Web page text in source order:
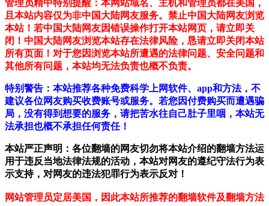
管理员精中特别提醒：本网站域名、主机和管理员都在美国，
且本站内容仅为非中国大陆网友服务。禁止中国大陆网友浏览
本站！若中国大陆网友因错误操作打开本站网页，请立即关
闭！中国大陆网友浏览本站存在法律风险，恳请立即关闭本站
所有页面！对于您因浏览本站所遭遇的法律问题、安全问题和
其他所有问题，本站均无法负责也概不负责。
特别警告：本站推荐各种免费科学上网软件、app和方法，不
建议各位网友购买收费账号或服务。若您因付费购买而遭遇骗
局，没有得到想要的服务，请把苦水往自己肚子里咽，本站无
法承担也概不承担任何责任！
本站严正声明：各位翻墙的网友切勿将本站介绍的翻墙方法运
用于违反当地法律法规的活动，本站对网友的遵纪守法行为表
示支持，对网友的违法犯罪行为表示反对！
网站管理员定居美国，因此本站所推荐的翻墙软件及翻墙方法